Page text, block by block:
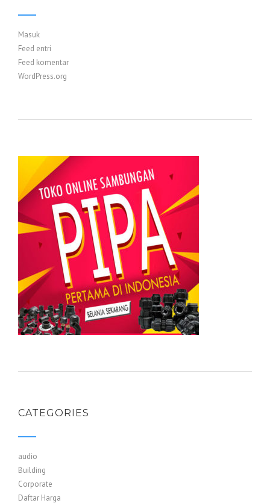
Masuk
Feed entri
Feed komentar
WordPress.org
CATEGORIES
audio
Building
Corporate
Daftar Harga